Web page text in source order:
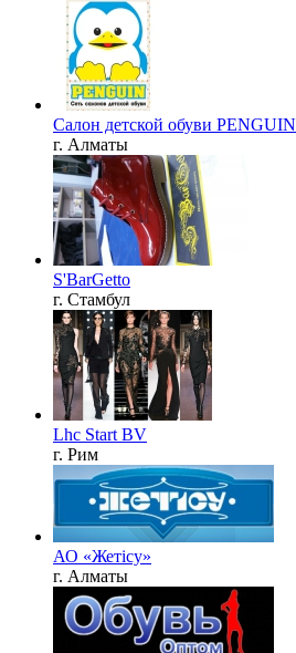
Салон детской обуви PENGUIN
г. Алматы
S'BarGetto
г. Стамбул
Lhc Start BV
г. Рим
АО «Жетісу»
г. Алматы